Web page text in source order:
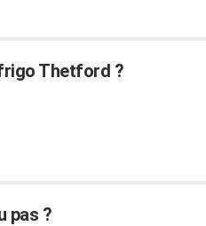
Thetford ?
pas ?